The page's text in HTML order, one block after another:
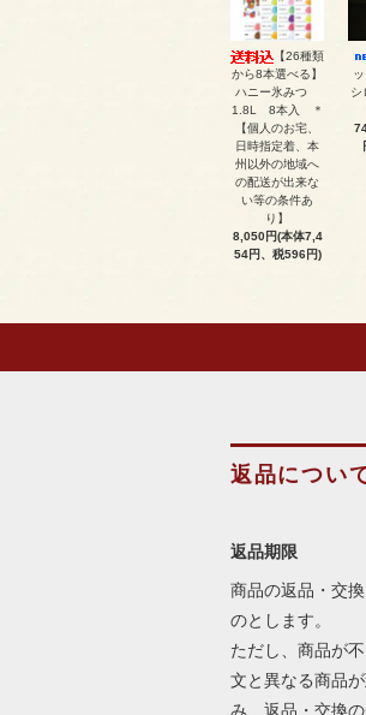
【26種類
から8本選べる】
ハニー氷みつ
1.8L 8本入 ＊
【個人のお宅、
日時指定着、本
州以外の地域へ
の配送が出来な
い等の条件あ
り】
8,050円(本体7,4
54円、税596円)
返品につい
返品期限
商品の返品・交
のとします。
ただし、商品が
文と異なる商品
み、返品・交換